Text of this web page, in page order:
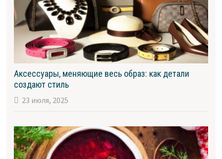
Аксессуары, меняющие весь образ: как детали
создают стиль
23 июля, 2025